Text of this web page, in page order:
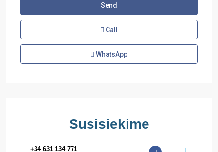
Call
WhatsApp
Susisiekime
+34 631 134 771